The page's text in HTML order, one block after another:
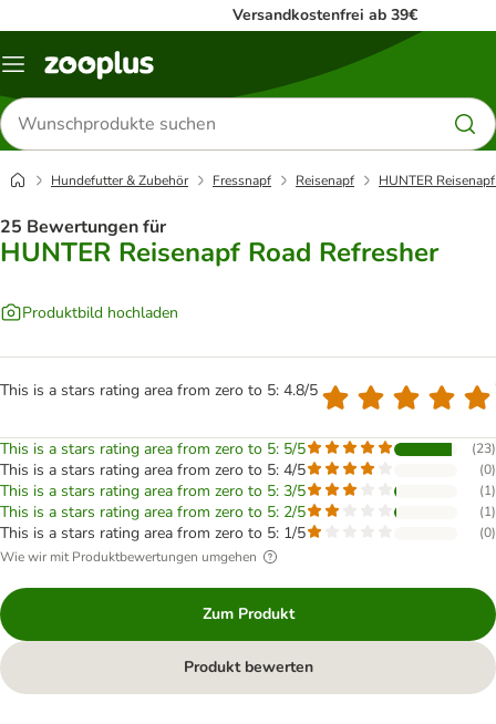
Versandkostenfrei ab 39€
Menü
Produkte
suchen
Hundefutter & Zubehör Fressnapf Reisenapf HUNTER
25 Bewertungen für
HUNTER Reisenapf Road Refresher
Produktbild hochladen
This is a stars rating area from zero to 5: 4.8/5
This is a stars rating area from zero to 5: 5/5 (23)
This is a stars rating area from zero to 5: 4/5 (0)
This is a stars rating area from zero to 5: 3/5 (1)
This is a stars rating area from zero to 5: 2/5 (1)
This is a stars rating area from zero to 5: 1/5 (0)
Wie wir mit Produktbewertungen umgehen
Zum Produkt
Produkt bewerten